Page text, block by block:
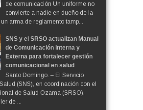
de comunicación Un uniforme no
convierte a nadie en dueño de la
arma de reglamento tamp...
SNS y el SRSO actualizan Manual
de Comunicación Interna y
Externa para fortalecer gestión
comunicacional en salud
Santo Domingo. – El Servicio
(SNS), en coordinación con el
de Salud Ozama (SRSO),
de ...